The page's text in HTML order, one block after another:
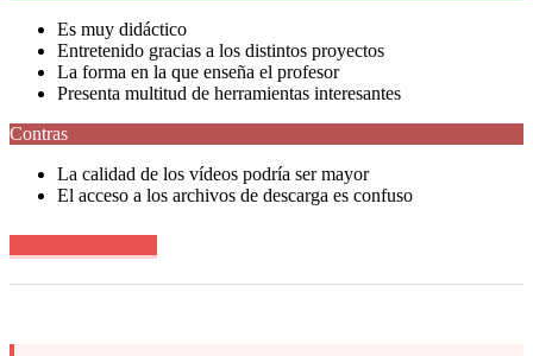
Es muy didáctico
Entretenido gracias a los distintos proyectos
La forma en la que enseña el profesor
Presenta multitud de herramientas interesantes
Contras
La calidad de los vídeos podría ser mayor
El acceso a los archivos de descarga es confuso